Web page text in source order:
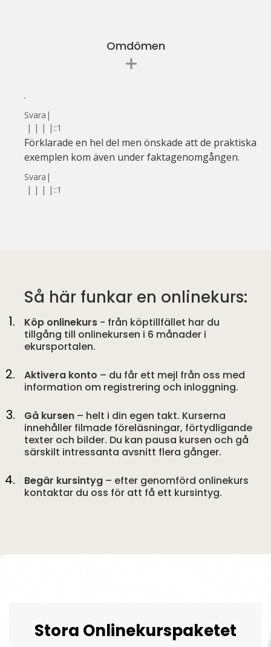
Omdömen
.
Svara |
| | | | ::1
Förklarade en hel del men önskade att de praktiska
exemplen kom även under faktagenomgången.
Svara |
| | | | ::1
Så här funkar en onlinekurs:
Köp onlinekurs - från köptillfället har du
tillgång till onlinekursen i 6 månader i
ekursportalen.
Aktivera konto – du får ett mejl från oss med
information om registrering och inloggning.
Gå kursen – helt i din egen takt. Kurserna
innehåller filmade föreläsningar, förtydligande
texter och bilder. Du kan pausa kursen och gå
särskilt intressanta avsnitt flera gånger.
Begär kursintyg – efter genomförd onlinekurs
kontaktar du oss för att få ett kursintyg.
Stora Onlinekurspaketet